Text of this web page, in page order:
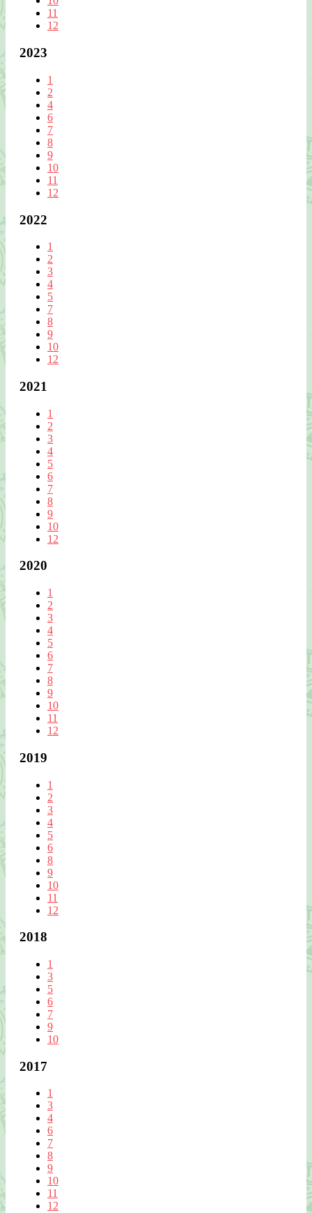
11
12
2023
1
2
4
6
7
8
9
10
11
12
2022
1
2
3
4
5
7
8
9
10
12
2021
1
2
3
4
5
6
7
8
9
10
12
2020
1
2
3
4
5
6
7
8
9
10
11
12
2019
1
2
3
4
5
6
8
9
10
11
12
2018
1
3
5
6
7
9
10
2017
1
3
4
6
7
8
9
10
11
12